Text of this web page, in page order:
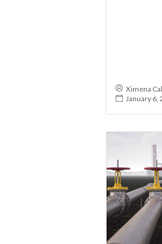
Ximena
January 6,